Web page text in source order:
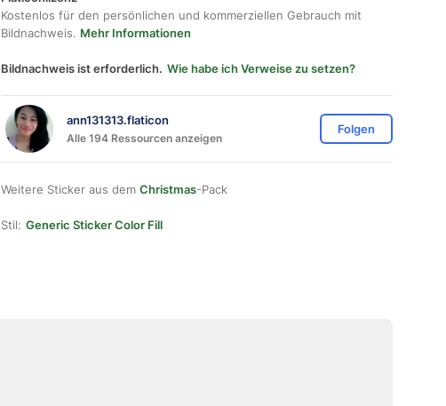
Kostenlos für den persönlichen und kommerziellen Gebrauch mit
Bildnachweis. Mehr Informationen
Bildnachweis ist erforderlich. Wie habe ich Verweise zu setzen?
ann131313.flaticon
Alle 194 Ressourcen anzeigen
Folgen
Weitere Sticker aus dem Christmas-Pack
Stil: Generic Sticker Color Fill